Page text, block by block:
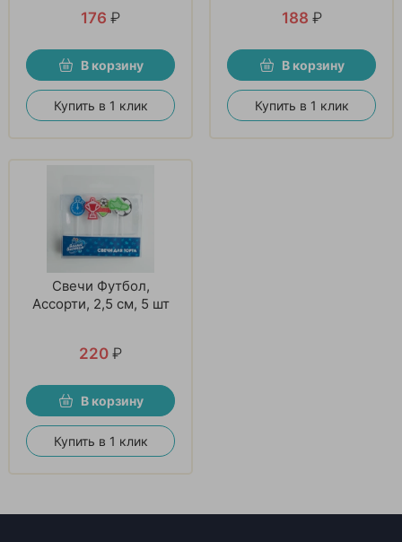
176 ₽
В корзину
Купить в 1 клик
188 ₽
В корзину
Купить в 1 клик
Свечи Футбол,
Ассорти, 2,5 см, 5 шт
220 ₽
В корзину
Купить в 1 клик